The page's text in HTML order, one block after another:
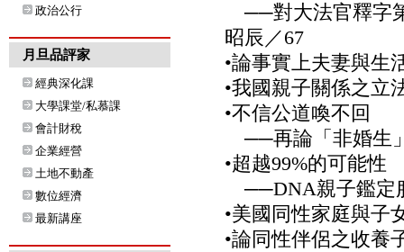
政治公行
月旦品評家
經典深化課
大學課堂/私慕課
會計財稅
企業經營
土地不動產
數位經濟
最新講座
──對大法官釋字
昭辰／67
•論事實上夫妻與生
•我國親子關係之立
•不信公道喚不回
──再論「非婚生
•超越99%的可能性
──DNA親子鑑定
•美國同性家庭與子
•論同性伴侶之收養